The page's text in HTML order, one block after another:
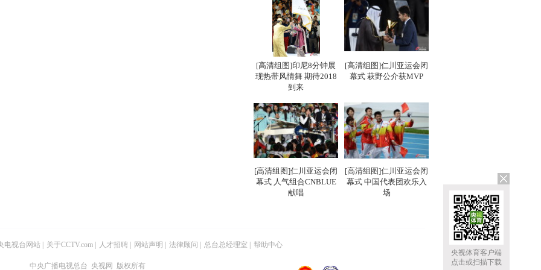
央视体育客户端
点击或扫描下载
[高清组图]印尼8分钟展
现热带风情舞 期待2018
到来
[高清组图]仁川亚运会闭
幕式 萩野公介获MVP
[高清组图]仁川亚运会闭
幕式 人气组合CNBLUE
献唱
[高清组图]仁川亚运会闭
幕式 中国代表团欢乐入
场
电视台网站 关于CCTV.com 人才招聘 网站声明 法律顾问 总台总经理室 帮助中心
中央广播电视总台 央视网 版权所有